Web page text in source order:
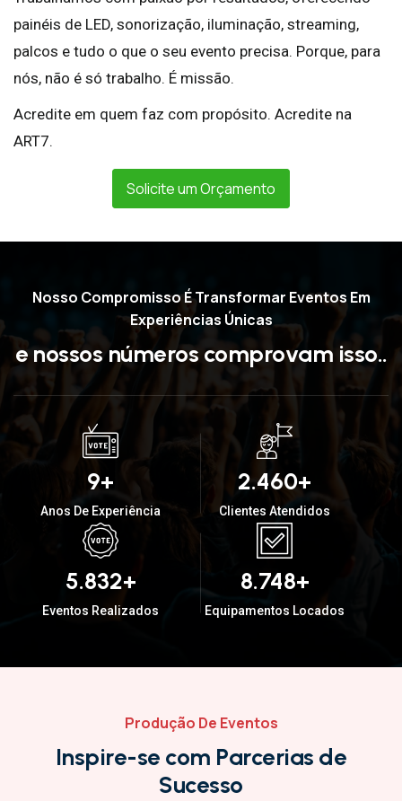
painéis de LED, sonorização, iluminação, streaming,
palcos e tudo o que o seu evento precisa. Porque, para
nós, não é só trabalho. É missão.
Acredite em quem faz com propósito. Acredite na
ART7.
Solicite um Orçamento
Nosso Compromisso É Transformar Eventos Em
Experiências Únicas
e nossos números comprovam isso..
19+
Anos De Experiência
4.760+
Clientes Atendidos
11.352+
Eventos Realizados
17.028+
Equipamentos Locados
Produção De Eventos
Inspire-se com Parcerias de
Sucesso